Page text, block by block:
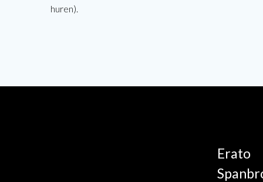
huren).
Erato